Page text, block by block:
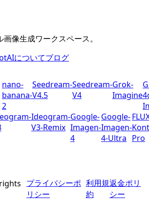
像生成ワークスペース。
についてブログ
nano-
banana-
2
Seedream-
V4.5
Seedream-
V4
Grok-
Imagine
Ideogram-
V3-Remix
Google-
Imagen-
4
Google-
Imagen-
4-Ultra Pro
プライバシーポ
リシー
利用規
約
返金ポリ
シー